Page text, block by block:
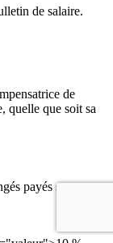
de salaire.
de
quelle que soit sa
payés se